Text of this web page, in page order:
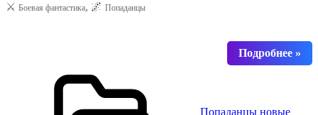
⚔️ Боевая фантастика, 🌌 Попаданцы
Попаданцы новые